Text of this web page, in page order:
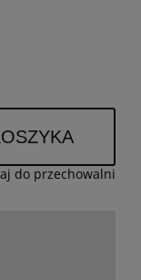
do przechowalni